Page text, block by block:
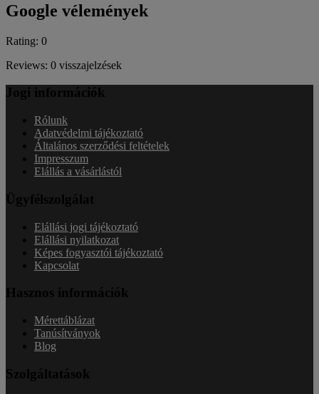
Google vélemények
Rating: 0
Reviews: 0 visszajelzések
Jogi információk
Rólunk
Adatvédelmi tájékoztató
Általános szerződési feltételek
Impresszum
Elállás a vásárlástól
Ügyfélszolgálat
Elállási jogi tájékoztató
Elállási nyilatkozat
Képes fogyasztói tájékoztató
Kapcsolat
Hasznos információk
Mérettáblázat
Tanúsítványok
Blog
Szolgáltatások